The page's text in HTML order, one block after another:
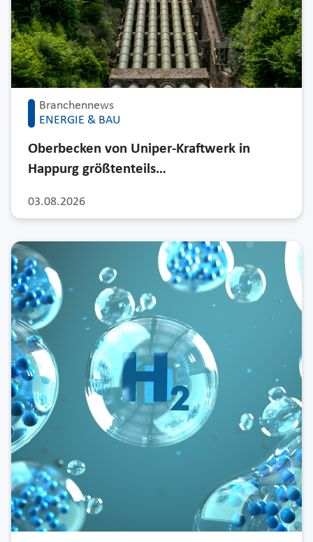
Branchennews
ENERGIE & BAU
03.08.2026
Oberbecken von Uniper-Kraftwerk in
Happurg größtenteils…